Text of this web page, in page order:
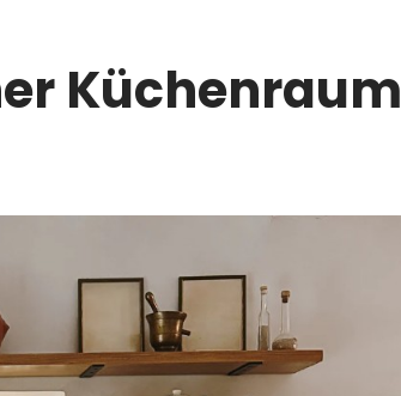
Küchenraum